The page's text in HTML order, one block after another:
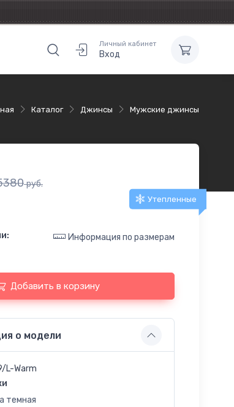
Личный кабинет
Вход
Каталог Джинсы Мужские джинсы
руб.
Утепленные
Информация по размерам
Добавить в корзину
о модели
L-Warm
темная